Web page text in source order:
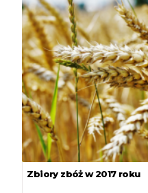
Zbiory zbóż w 2017 roku